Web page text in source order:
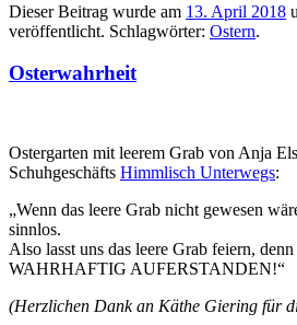
Dieser Beitrag wurde am 13. April 2018
veröffentlicht. Schlagwörter: Ostern.
Osterwahrheit
Ostergarten mit leerem Grab von Anja
Schuhgeschäfts Himmlisch Unterwegs:
„Wenn das leere Grab nicht gewesen
sinnlos.
Also lasst uns das leere Grab feiern,
WAHRHAFTIG AUFERSTANDEN!“
(Herzlichen Dank an Käthe Giering für